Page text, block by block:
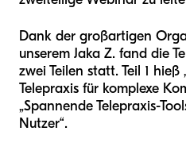
Dank der großartigen
unserem Jaka Z. fand die
zwei Teilen statt. Teil 1
Telepraxis für komplexe
„Spannende Telepraxis-
Nutzer“.